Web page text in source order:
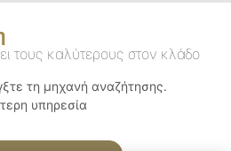
τους καλύτερους στον κλάδο
τη μηχανή αναζήτησης.
υπηρεσία